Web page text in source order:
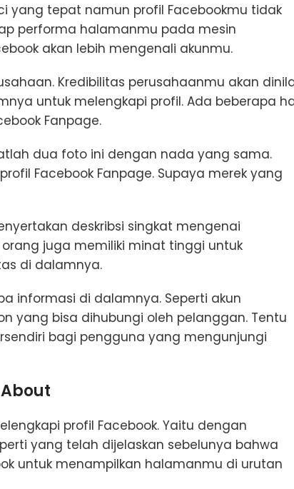
yang tepat namun profil Facebookmu tidak
performa halamanmu pada mesin
akan lebih mengenali akunmu.
Kredibilitas perusahaanmu akan
untuk melengkapi profil. Ada beberapa
Fanpage.
dua foto ini dengan nada yang sama.
Facebook Fanpage. Supaya merek yang
deskribsi singkat mengenai
juga memiliki minat tinggi untuk
di dalamnya.
informasi di dalamnya. Seperti akun
yang bisa dihubungi oleh pelanggan. Tentu
bagi pengguna yang mengunjungi
profil Facebook. Yaitu dengan
yang telah dijelaskan sebelunya bahwa
untuk menampilkan halamanmu di urutan